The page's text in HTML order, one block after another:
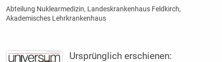
Abteilung Nuklearmedizin, Landeskrankenhaus Feldkirch,
Akademisches Lehrkrankenhaus
Ursprünglich erschienen: